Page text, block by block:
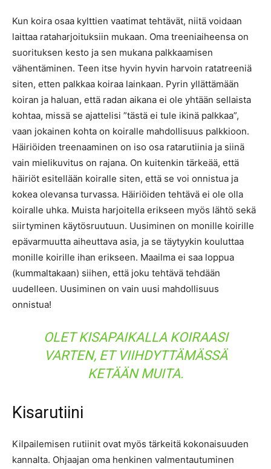
Kun koira osaa kylttien vaatimat tehtävät, niitä voidaan
laittaa rataharjoituksiin mukaan. Oma treeniaiheensa on
suorituksen kesto ja sen mukana palkkaamisen
vähentäminen. Teen itse hyvin hyvin harvoin ratatreeniä
siten, etten palkkaa koiraa lainkaan. Pyrin yllättämään
koiran ja haluan, että radan aikana ei ole yhtään sellaista
kohtaa, missä se ajattelisi ”tästä ei tule ikinä palkkaa”,
vaan jokainen kohta on koiralle mahdollisuus palkkioon.
Häiriöiden treenaaminen on iso osa ratarutiinia ja siinä
vain mielikuvitus on rajana. On kuitenkin tärkeää, että
häiriöt esitellään koiralle siten, että se voi onnistua ja
kokea olevansa turvassa. Häiriöiden tehtävä ei ole olla
koiralle uhka. Muista harjoitella erikseen myös lähtö sekä
siirtyminen käytösruutuun. Uusiminen on monille koirille
epävarmuutta aiheuttava asia, ja se täytyykin kouluttaa
monille koirille ihan erikseen. Maailma ei saa loppua
(kummaltakaan) siihen, että joku tehtävä tehdään
uudelleen. Uusiminen on vain uusi mahdollisuus
onnistua!
OLET KISAPAIKALLA KOIRAASI
VARTEN, ET VIIHDYTTÄMÄSSÄ
KETÄÄN MUITA.
Kisarutiini
Kilpailemisen rutiinit ovat myös tärkeitä kokonaisuuden
kannalta. Ohjaajan oma henkinen valmentautuminen